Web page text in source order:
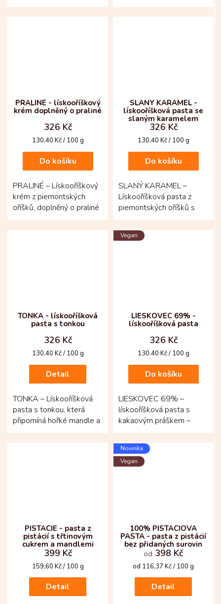
chutná čistě a intenzivně.
Základ tvoří 69 % bio...
jemně sladkých chutí!
Lahodná lískooříšková
PRALINÉ - lískooříškový
krém doplněný o praliné
326 Kč
Měrná
130,40 Kč / 100 g
Do košíku
PRALINÉ – Lískooříškový
krém z piemontských
oříšků, doplněný o praliné
pro výraznější strukturu.
Když chcete oříškový...
SLANÝ KARAMEL -
lískooříšková pasta se
slaným karamelem
326 Kč
Měrná
130,40 Kč / 100 g
Do košíku
SLANÝ KARAMEL –
Lískooříšková pasta z
piemontských oříšků s
jemnou solnou linkou.
Základem jsou pražené
lískové...
TONKA - lískooříšková
pasta s tonkou
326 Kč
Měrná
130,40 Kč / 100 g
Detail
TONKA – Lískooříšková
pasta s tonkou, která
připomíná hořké mandle a
nugát. Základ tvoří 45 %
čerstvě upražených...
Vegan
LIESKOVEC 69% -
lískooříšková pasta
326 Kč
Měrná
130,40 Kč / 100 g
Do košíku
LIESKOVEC 69% –
lískooříšková pasta s
kakaovým práškem –
jemná oříšková
pochoutka, kterou si
budete chtít...
PISTÁCIE - pasta z
pistácií s třtinovým
cukrem a mandlemi
399 Kč
Měrná
159,60 Kč / 100 g
Detail
Novinka
Vegan
100% PISTÁCIOVÁ
PASTA - pasta z pistácií
bez přidaných surovin
od 398 Kč
Měrná
od 116,37 Kč / 100 g
Detail